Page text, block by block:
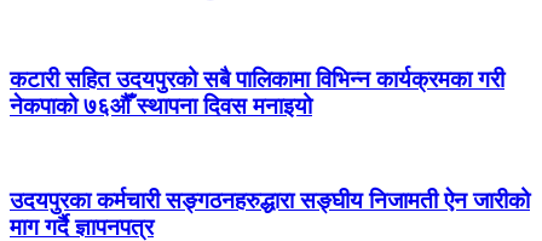
कटारी सहित उदयपुरको सबै पालिकामा विभिन्न कार्यक्रमका गरी
नेकपाको ७६औँ स्थापना दिवस मनाइयो
उदयपुरका कर्मचारी सङ्गठनहरुद्धारा सङ्घीय निजामती ऐन जारीको
माग गर्दै ज्ञापनपत्र